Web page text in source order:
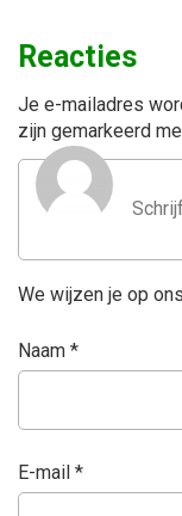
Reacties
Je e-mailadres
zijn gemarkeerd
We wijzen je op ons
Naam *
E-mail *